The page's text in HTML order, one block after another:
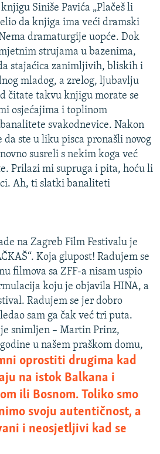
Siniše Pavića „Plačeš li
da knjiga ima veći dramski
dramaturgije uopće. Dok
strujama u bazenima,
stajaćica zanimljivih, bliskih i
mladog, a zrelog, ljubavlju
čitate takvu knjigu morate se
osjećajima i toplinom
svakodnevice. Nakon
da ste u liku pisca pronašli novog
susreli s nekim koga već
Prilazi mi supruga i pita, hoću li
Ah, ti slatki banaliteti
na Zagreb Film Festivalu je
Koja glupost! Radujem se
filmova sa ZFF-a nisam uspio
koju je objavila HINA, a
Radujem se jer dobro
sam ga čak već tri puta.
snimljen – Martin Prinz,
u našem praškom domu,
oprostiti drugima kad
na istok Balkana i
ili Bosnom. Toliko smo
svoju autentičnost, a
i neosjetljivi kad se